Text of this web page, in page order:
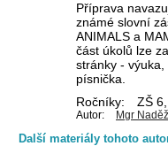
Příprava
známé slovní
ANIMALS a
část úkolů lze
stránky -
písnička.
Ročníky:
ZŠ 6,
Autor: Mgr
Další materiály tohoto